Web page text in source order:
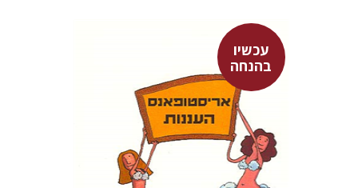
עכשיו
בהנחהאריסטופאנס
דבורה גילולה
זיוה כספי